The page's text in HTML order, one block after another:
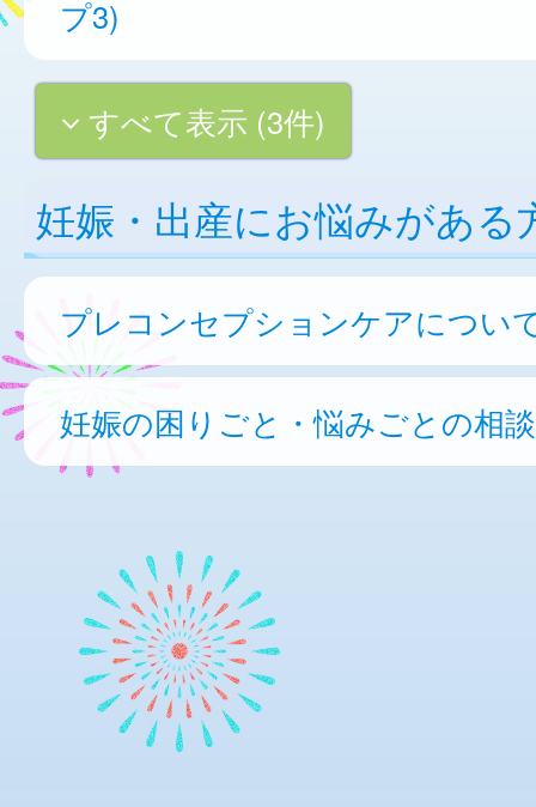
プ3)
すべて表示 (3件)
妊娠・出産にお悩みがある
プレコンセプションケアについ
妊娠の困りごと・悩みごとの相談